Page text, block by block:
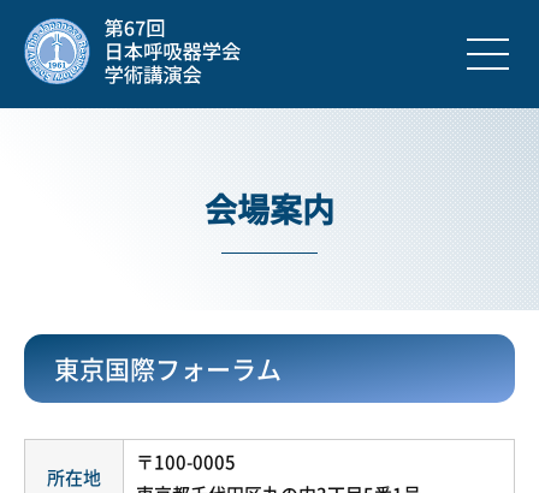
会場案内
東京国際フォーラム
所在地
〒100-0005